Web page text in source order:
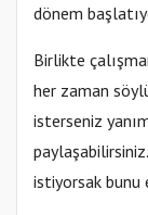
dönem
Birlikte
her zaman
isterseniz
istiyorsak bunu